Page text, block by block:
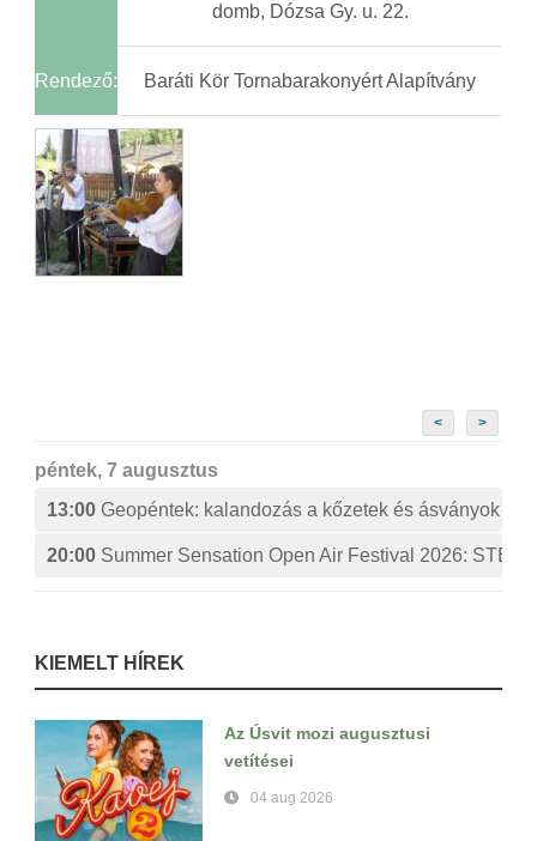
domb, Dózsa Gy. u. 22.
Rendező: Baráti Kör Tornabarakonyért Alapítvány
< >
péntek, 7 augusztus
13:00 Geopéntek: kalandozás a kőzetek és ásványok
20:00 Summer Sensation Open Air Festival 2026:
KIEMELT HÍREK
Az Úsvit mozi augusztusi
vetítései
04 aug 2026